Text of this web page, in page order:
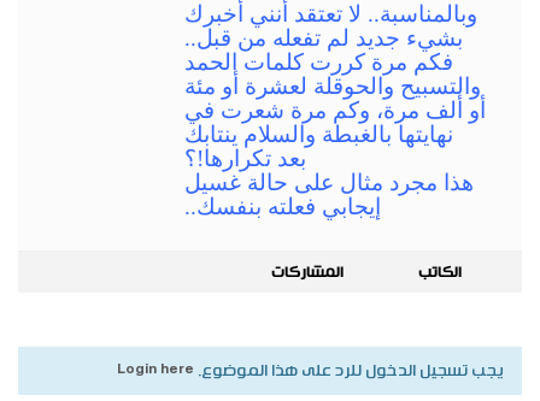
وبالمناسبة.. لا تعتقد أنني أخبرك
بشيء جديد لم تفعله من قبل..
فكم مرة كررت كلمات الحمد
والتسبيح والحوقلة لعشرة أو مئة
أو ألف مرة، وكم مرة شعرت في
نهايتها بالغبطة والسلام ينتابك
بعد تكرارها!؟
هذا مجرد مثال على حالة غسيل
إيجابي فعلته بنفسك..
الكاتب المشاركات
يجب تسجيل الدخول للرد على هذا الموضوع. Login here